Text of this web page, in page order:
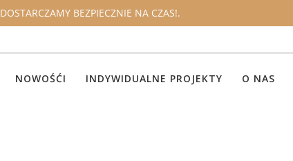
DOSTARCZAMY BEZPIECZNIE NA CZAS!.
NOWOŚĆI INDYWIDUALNE PROJEKTY O NAS